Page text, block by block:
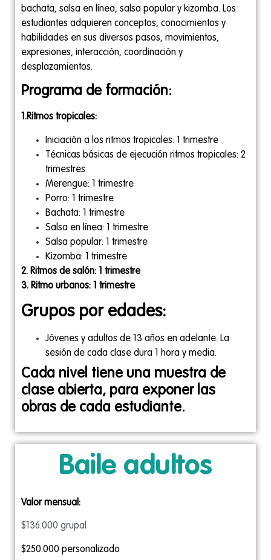
bachata, salsa en línea, salsa popular y kizomba. Los
estudiantes adquieren conceptos, conocimientos y
habilidades en sus diversos pasos, movimientos,
expresiones, interacción, coordinación y
desplazamientos.
Programa de formación:
1.Ritmos tropicales:
Iniciación a los ritmos tropicales: 1 trimestre
Técnicas básicas de ejecución ritmos tropicales: 2
trimestres
Merengue: 1 trimestre
Porro: 1 trimestre
Bachata: 1 trimestre
Salsa en línea: 1 trimestre
Salsa popular: 1 trimestre
Kizomba: 1 trimestre
2. Ritmos de salón: 1 trimestre
3. Ritmo urbanos: 1 trimestre
Grupos por edades:
Jóvenes y adultos de 13 años en adelante. La
sesión de cada clase dura 1 hora y media.
Cada nivel tiene una muestra de
clase abierta, para exponer las
obras de cada estudiante.
Baile adultos
Valor mensual:
$136.000 grupal
$250.000 personalizado